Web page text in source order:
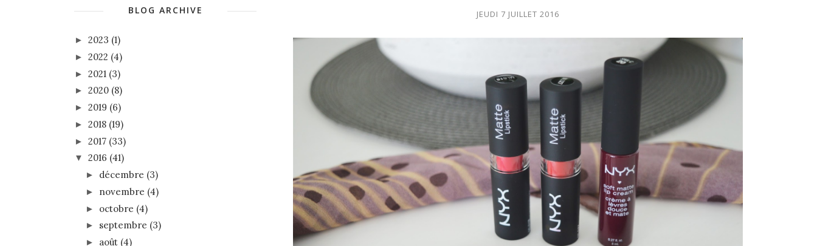
JEUDI 7 JUILLET 2016
BLOG ARCHIVE
► 2023 (1)
► 2022 (4)
► 2021 (3)
► 2020 (8)
► 2019 (6)
► 2018 (19)
► 2017 (33)
▼ 2016 (41)
► décembre (3)
► novembre (4)
► octobre (4)
► septembre (3)
► août (4)